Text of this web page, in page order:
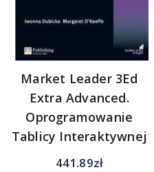
Market Leader 3Ed
Extra Advanced.
Oprogramowanie
Tablicy Interaktywnej
441.89zł